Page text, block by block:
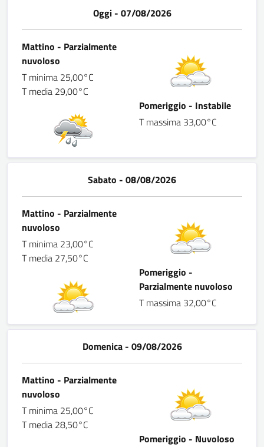
Oggi - 07/08/2026
Mattino - Parzialmente
nuvoloso
T minima 25,00°C
T media 29,00°C
Pomeriggio - Instabile
T massima 33,00°C
Sabato - 08/08/2026
Mattino - Parzialmente
nuvoloso
T minima 23,00°C
T media 27,50°C
Pomeriggio -
Parzialmente nuvoloso
T massima 32,00°C
Domenica - 09/08/2026
Mattino - Parzialmente
nuvoloso
T minima 25,00°C
T media 28,50°C
Pomeriggio - Nuvoloso